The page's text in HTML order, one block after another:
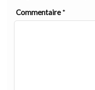
Commentaire*